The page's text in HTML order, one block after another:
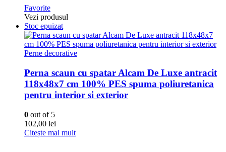
Favorite
Vezi produsul
Stoc epuizat
Perne decorative
Perna scaun cu spatar Alcam De Luxe antracit
118x48x7 cm 100% PES spuma poliuretanica
pentru interior si exterior
0 out of 5
102,00 lei
Citește mai mult